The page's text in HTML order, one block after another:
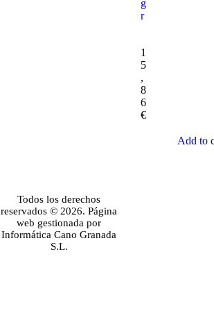
g
r
1
5
,
8
6
€
Add to
Todos los derechos
reservados © 2026. Página
web gestionada por
Informática Cano Granada
S.L.